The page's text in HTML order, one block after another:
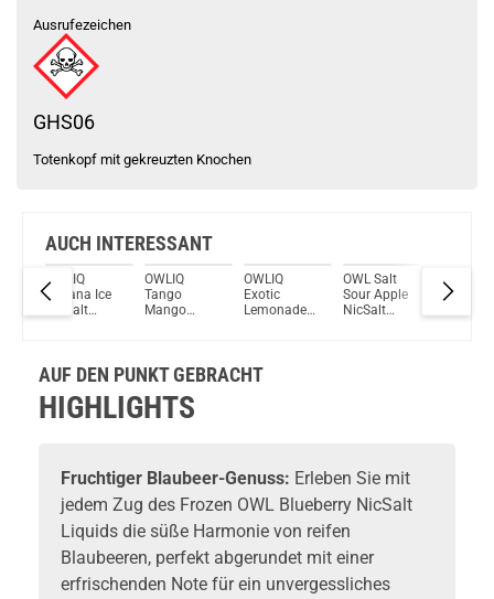
Ausrufezeichen
GHS06
Totenkopf mit gekreuzten Knochen
AUCH INTERESSANT
OWLIQ
Banana Ice
NicSalt
OWLIQ
Tango
Mango
OWLIQ
Exotic
Lemonade
OWL Salt
Sour Apple
NicSalt
OWLIQ
AUF DEN PUNKT GEBRACHT
HIGHLIGHTS
Fruchtiger Blaubeer-Genuss: Erleben Sie mit
jedem Zug des Frozen OWL Blueberry NicSalt
Liquids die süße Harmonie von reifen
Blaubeeren, perfekt abgerundet mit einer
erfrischenden Note für ein unvergessliches